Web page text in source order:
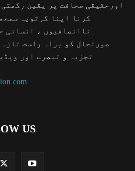
اورحقیقی صحافت پر یقین
کرنا اپنا کرتویہ
ناانصافیوں ، انسانی
صورتحال کو براہ راست
تجزیہ و تبصرے اور
US